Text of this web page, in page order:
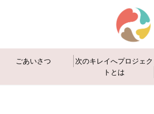
ごあいさつ
次のキレイへプロジェク
トとは